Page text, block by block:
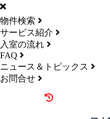
物件検索
サービス紹介
入室の流れ
FAQ
ニュース＆トピックス
お問合せ